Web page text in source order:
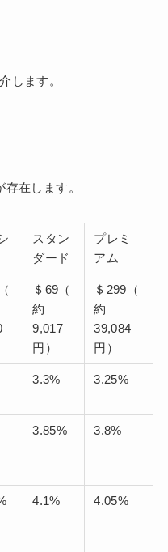
します。
在します。
スタン
ダード
プレミ
アム
＄69（
約
9,017
円）
＄299（
約
39,084
円）
3.3% 3.25%
3.85% 3.8%
4.1% 4.05%